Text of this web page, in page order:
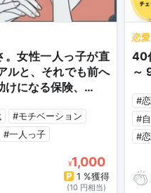
女性一人っ子が直
ルと、それでも前へ
けになる保険、…
#モチベーション
#一人っ子
¥1,000
1 %獲得
(10 円相当)
恋愛
40
～
#
#
#